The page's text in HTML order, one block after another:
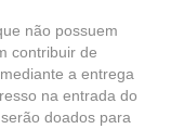
não possuem
contribuir de
a entrega
na entrada do
doados para